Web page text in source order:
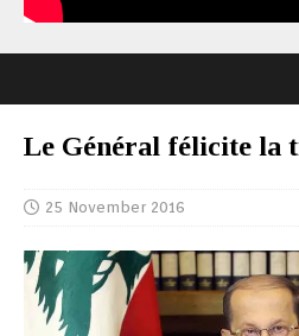
Le Général félicite la
25 November 2016